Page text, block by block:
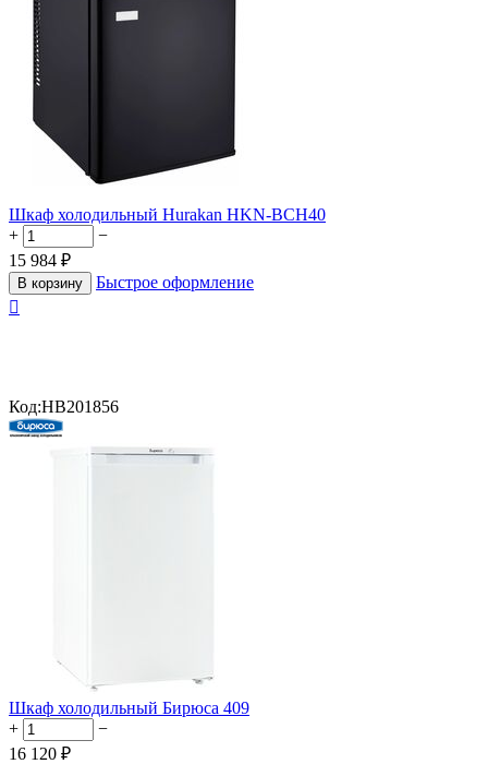
Шкаф холодильный Hurakan HKN-BCH40
+
−
15 984 ₽
В корзину
Быстрое оформление

Код:HB201856
Шкаф холодильный Бирюса 409
+
−
16 120 ₽